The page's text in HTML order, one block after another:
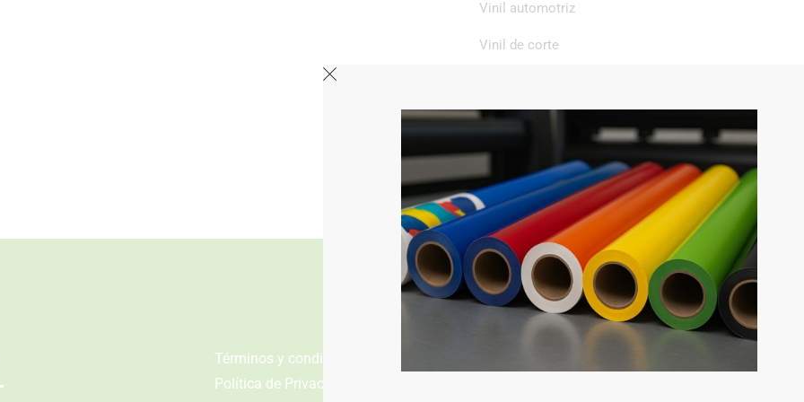
Vinil automotriz
Vinil de corte
Vinil textil
Términos y condiciones
Política de Privacidad